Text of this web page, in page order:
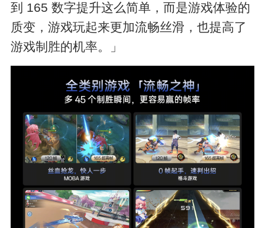
到 165 数字提升这么简单，而是游戏体验的
质变，游戏玩起来更加流畅丝滑，也提高了
游戏制胜的机率。」